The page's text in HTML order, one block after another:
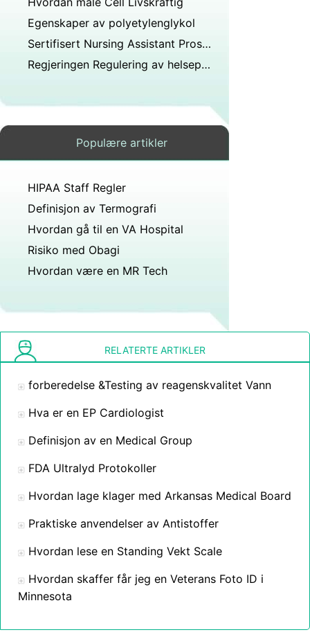
Egenskaper av polyetylenglykol
Sertifisert Nursing Assistant Prosedyrer
Regjeringen Regulering av helsepersonell
Populære artikler
HIPAA Staff Regler
Definisjon av Termografi
Hvordan gå til en VA Hospital
Risiko med Obagi
Hvordan være en MR Tech
RELATERTE ARTIKLER
forberedelse &Testing av reagenskvalitet Vann
Hva er en EP Cardiologist
Definisjon av en Medical Group
FDA Ultralyd Protokoller
Hvordan lage klager med Arkansas Medical Board
Praktiske anvendelser av Antistoffer
Hvordan lese en Standing Vekt Scale
Hvordan skaffer får jeg en Veterans Foto ID i
Minnesota